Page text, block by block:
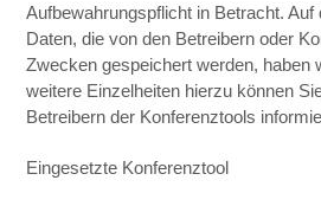
Aufbewahrungspflicht in Betracht.
Daten, die von den Betreibern oder
Zwecken gespeichert werden, haben
weitere Einzelheiten hierzu können
Betreibern der Konferenztools
Eingesetzte Konferenztool